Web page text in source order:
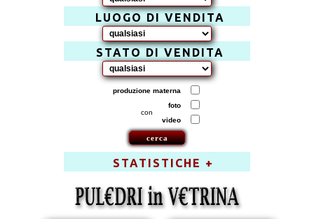
LUOGO DI VENDITA
STATO DI VENDITA
produzione materna
con
foto
video
STATISTICHE +